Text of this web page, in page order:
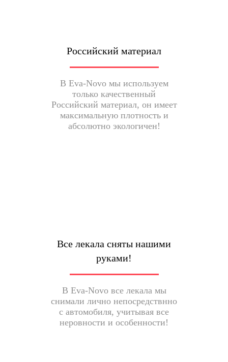
Российский материал
В Eva-Novo мы используем
только качественный
Российский материал, он имеет
максимальную плотность и
абсолютно экологичен!
Все лекала сняты нашими
руками!
В Eva-Novo все лекала мы
снимали лично непосредствнно
с автомобиля, учитывая все
неровности и особенности!